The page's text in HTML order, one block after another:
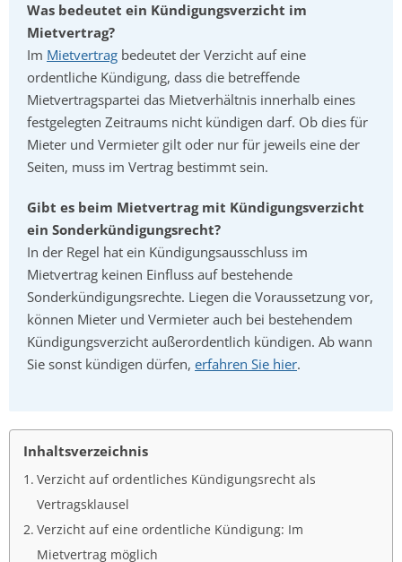
Was bedeutet ein Kündigungsverzicht im
Mietvertrag?
Im Mietvertrag bedeutet der Verzicht auf eine
ordentliche Kündigung, dass die betreffende
Mietvertragspartei das Mietverhältnis innerhalb eines
festgelegten Zeitraums nicht kündigen darf. Ob dies für
Mieter und Vermieter gilt oder nur für jeweils eine der
Seiten, muss im Vertrag bestimmt sein.
Gibt es beim Mietvertrag mit Kündigungsverzicht
ein Sonderkündigungsrecht?
In der Regel hat ein Kündigungsausschluss im
Mietvertrag keinen Einfluss auf bestehende
Sonderkündigungsrechte. Liegen die Voraussetzung vor,
können Mieter und Vermieter auch bei bestehendem
Kündigungsverzicht außerordentlich kündigen. Ab wann
Sie sonst kündigen dürfen, erfahren Sie hier.
Inhaltsverzeichnis
Verzicht auf ordentliches Kündigungsrecht als
Vertragsklausel
Verzicht auf eine ordentliche Kündigung: Im
Mietvertrag möglich